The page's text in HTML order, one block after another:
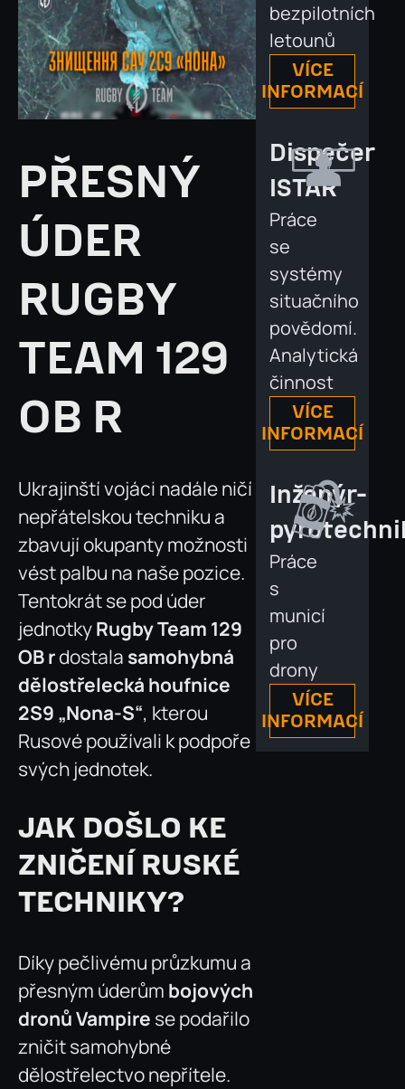
PŘESNÝ
ÚDER
RUGBY
TEAM 129
OB R
Ukrajinští vojáci nadále ničí
nepřátelskou techniku a
zbavují okupanty možnosti
vést palbu na naše pozice.
Tentokrát se pod úder
jednotkyRugby Team 129
OB rdostala samohybná
dělostřelecká houfnice
2S9 „Nona-S“, kterou
Rusové používali k podpoře
svých jednotek.
JAK DOŠLO KE
ZNIČENÍ RUSKÉ
TECHNIKY?
Díky pečlivému průzkumu a
přesným úderům bojových
dronů Vampire se podařilo
zničit samohybné
dělostřelectvo nepřítele.
bezpilotních
letounů
VÍCE
INFORMACÍ
Dispečer
ISTAR
Práce
se
systémy
situačního
povědomí.
Analytická
činnost
VÍCE
INFORMACÍ
Inženýr-
Práce
s
municí
pro
drony
VÍCE
INFORMACÍ